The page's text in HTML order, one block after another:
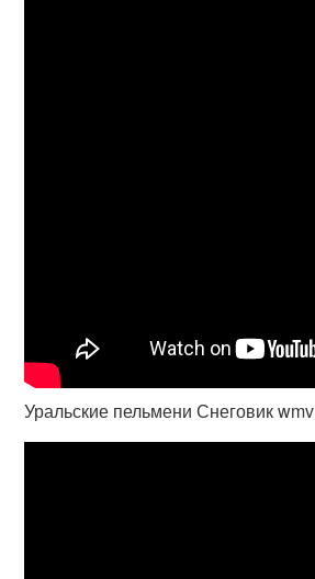
Уральские пельмени Снеговик wmv